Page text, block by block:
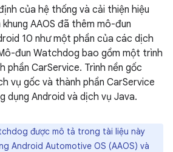
của hệ thống và cải thiện hiệu
AAOS đã thêm mô-đun
10 như một phần của các dịch
đun Watchdog bao gồm một trình
phần CarService. Trình nền gốc
vụ gốc và thành phần CarService
dụng Android và dịch vụ Java.
được mô tả trong tài liệu này
Android Automotive OS (AAOS) và